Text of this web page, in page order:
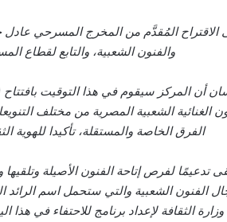
الاقتراح المُقدَّم من المخرج المسرحي
والفنون الشعبية، والتابع لقطاع
أن المركز سيقوم في هذا التوقيت بافتتاح
الغنائية الشعبية المصرية من مختلف
الفرق الخاصة والمستقلة، تأكيدا للهوية
تدعيمًا لفرص إتاحة الفنون الأصيلة
الفنون الشعبية والتي ستحمل اسم الرائد
الثقافة لإعداد برنامج للاحتفاء في